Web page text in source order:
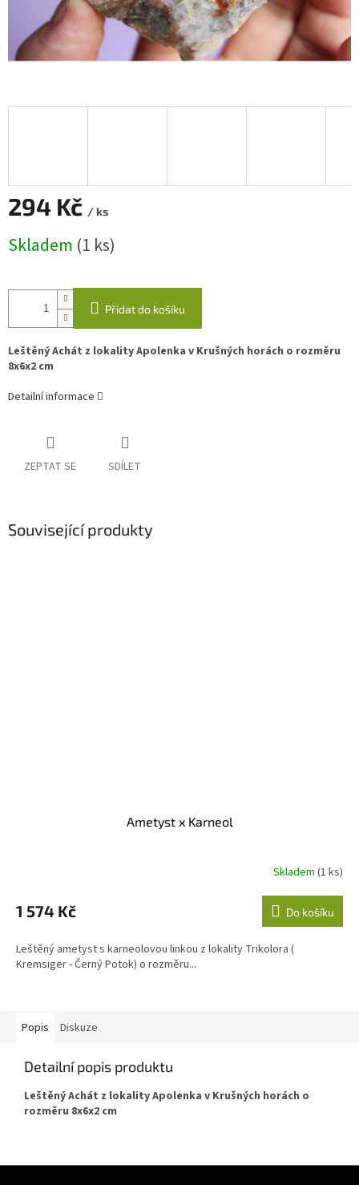
294 Kč / ks
cena:
Skladem (1 ks)
Přidat do košíku
Leštěný Achát z lokality Apolenka v Krušných horách o rozměru
8x6x2 cm
Detailní informace
ZEPTAT SE SDÍLET
Související produkty
Ametyst x Karneol
Skladem (1 ks)
1 574 Kč Do košíku
Leštěný ametyst s karneolovou linkou z lokality Trikolora (
Kremsiger - Černý Potok) o rozměru...
Popis Diskuze
Detailní popis produktu
Leštěný Achát z lokality Apolenka v Krušných horách o
rozměru 8x6x2 cm